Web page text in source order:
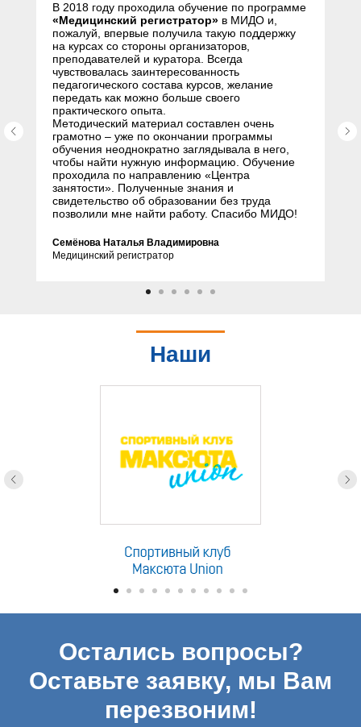
В 2018 году проходила обучение по программе
«Медицинский регистратор» в МИДО и,
пожалуй, впервые получила такую поддержку
на курсах со стороны организаторов,
преподавателей и куратора. Всегда
чувствовалась заинтересованность
педагогического состава курсов, желание
передать как можно больше своего
практического опыта.
Методический материал составлен очень
грамотно – уже по окончании программы
обучения неоднократно заглядывала в него,
чтобы найти нужную информацию. Обучение
проходила по направлению «Центра
занятости». Полученные знания и
свидетельство об образовании без труда
позволили мне найти работу. Спасибо МИДО!
Семёнова Наталья Владимировна
Медицинский регистратор
Наши
Остались вопросы?
Оставьте заявку, мы Вам
перезвоним!